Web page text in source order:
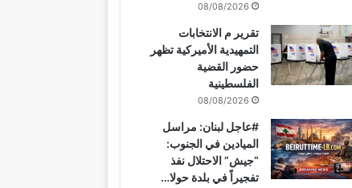
08/08/2026
تقرير م الانتخابات
التمهيدية الأميركية تظهر
حضور القضية
الفلسطينية
08/08/2026
#عاجل لبنان: مراسل
الميادين في الجنوب:
“جيش” الاحتلال نفذ
تفجيراً في بلدة حولا…